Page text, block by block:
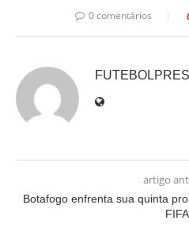
0 comentários
artigo
Botafogo enfrenta sua quinta
FIFA